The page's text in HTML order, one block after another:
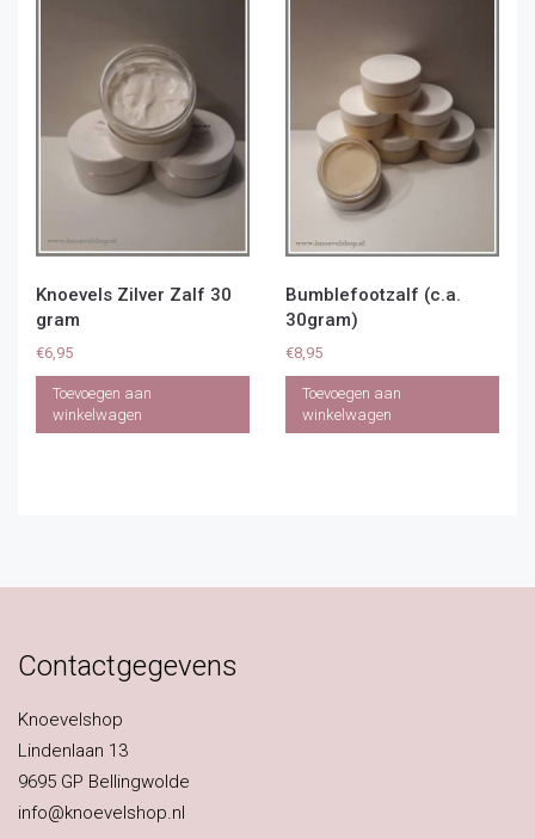
Knoevels Zilver Zalf 30
gram
€6,95
Toevoegen aan
winkelwagen
Bumblefootzalf (c.a.
30gram)
€8,95
Toevoegen aan
winkelwagen
Contactgegevens
Knoevelshop
Lindenlaan 13
9695 GP Bellingwolde
info@knoevelshop.nl